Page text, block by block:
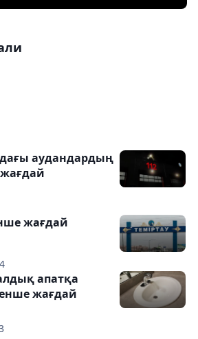
аудандардың
жағдай
жағдай
апатқа
жағдай